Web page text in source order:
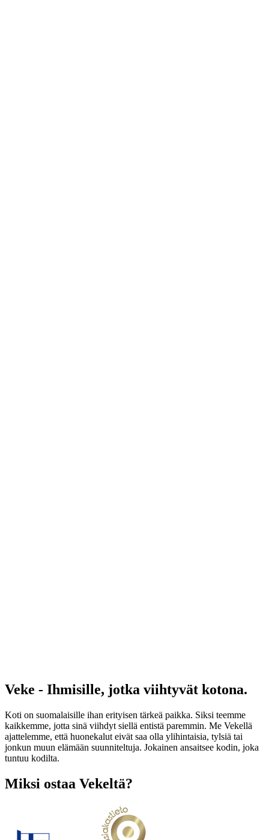
Veke - Ihmisille, jotka viihtyvät kotona.
Koti on suomalaisille ihan erityisen tärkeä paikka. Siksi teemme
kaikkemme, jotta sinä viihdyt siellä entistä paremmin. Me Vekellä
ajattelemme, että huonekalut eivät saa olla ylihintaisia, tylsiä tai
jonkun muun elämään suunniteltuja. Jokainen ansaitsee kodin, joka
tuntuu kodilta.
Miksi ostaa Vekeltä?